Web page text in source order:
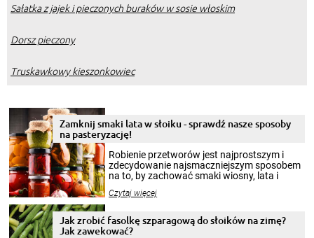
Sałatka z jajek i pieczonych buraków w sosie włoskim
Dorsz pieczony
Truskawkowy kieszonkowiec
Zamknij smaki lata w słoiku - sprawdź nasze sposoby
na pasteryzację!
Robienie przetworów jest najprostszym i
zdecydowanie najsmaczniejszym sposobem
na to, by zachować smaki wiosny, lata i
krajobrazów, by cieszyć nimi oko w sezonie
pełni poczuć atmosferę cieplejszych
miesięcy. Przygotowanie słoików ze
Czytaj więcej
Jak zrobić fasolkę szparagową do słoików na zimę?
Jak zawekować?